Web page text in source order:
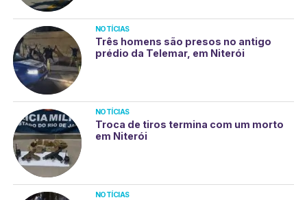
NOTÍCIAS
Três homens são presos no antigo
prédio da Telemar, em Niterói
NOTÍCIAS
Troca de tiros termina com um morto
em Niterói
NOTÍCIAS